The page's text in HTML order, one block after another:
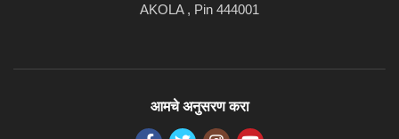
AKOLA , Pin 444001
आमचे अनुसरण करा